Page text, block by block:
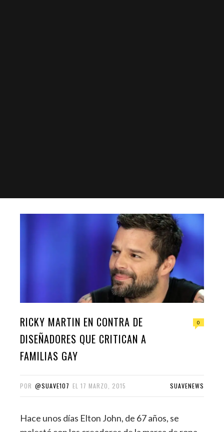
RICKY MARTIN EN CONTRA DE
DISEÑADORES QUE CRITICAN A
FAMILIAS GAY
0
POR @SUAVE107 EL 17 MARZO, 2015 SUAVENEWS
Hace unos días Elton John, de 67 años, se